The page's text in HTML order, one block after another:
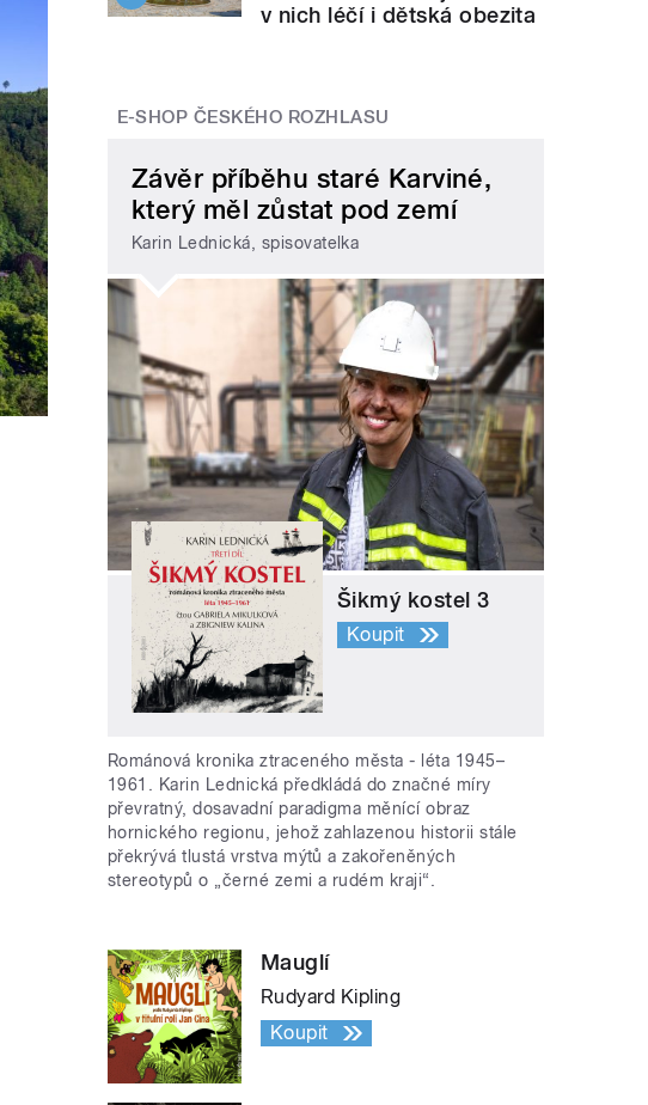
v nich léčí i dětská obezita
E-SHOP ČESKÉHO ROZHLASU
Závěr příběhu staré Karviné,
který měl zůstat pod zemí
Karin Lednická, spisovatelka
Šikmý kostel 3
Koupit
Románová kronika ztraceného města - léta 1945–
1961. Karin Lednická předkládá do značné míry
převratný, dosavadní paradigma měnící obraz
hornického regionu, jehož zahlazenou historii stále
překrývá tlustá vrstva mýtů a zakořeněných
stereotypů o „černé zemi a rudém kraji“.
Mauglí
Rudyard Kipling
Koupit